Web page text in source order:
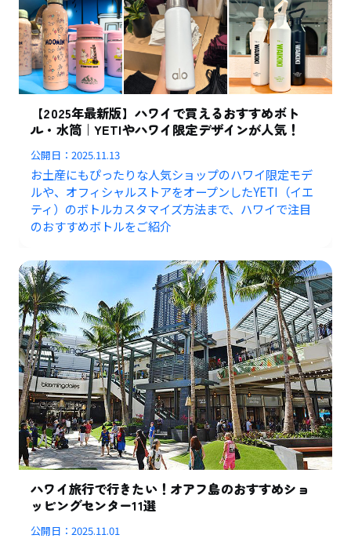
【2025年最新版】ハワイで買えるおすすめボト
ル・水筒｜YETIやハワイ限定デザインが人気！
公開日：2025.11.13
お土産にもぴったりな人気ショップのハワイ限定モデ
ルや、オフィシャルストアをオープンしたYETI（イエ
ティ）のボトルカスタマイズ方法まで、ハワイで注目
のおすすめボトルをご紹介
ハワイ旅行で行きたい！オアフ島のおすすめショ
ッピングセンター11選
公開日：2025.11.01